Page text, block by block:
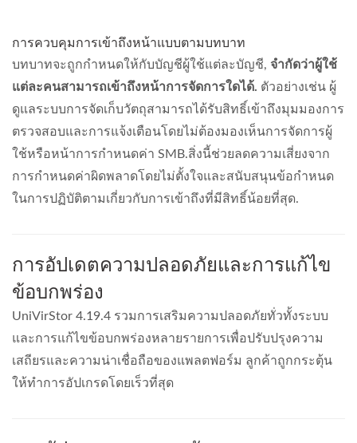
การควบคุมการเข้าถึงหน้าแบบตามบทบาท
บทบาทจะถูกกำหนดให้กับบัญชีผู้ใช้แต่ละบัญชี, จำกัดว่าผู้ใช้
แต่ละคนสามารถเข้าถึงหน้าการจัดการใดได้. ตัวอย่างเช่น ผู้
ดูแลระบบการจัดเก็บวัตถุสามารถได้รับสิทธิ์เข้าถึงมุมมองการ
ตรวจสอบและการแจ้งเตือนโดยไม่ต้องมองเห็นการจัดการผู้
ใช้หรือหน้าการกำหนดค่า SMB.สิ่งนี้ช่วยลดความเสี่ยงจาก
การกำหนดค่าผิดพลาดโดยไม่ตั้งใจและสนับสนุนข้อกำหนด
ในการปฏิบัติตามเกี่ยวกับการเข้าถึงที่มีสิทธิ์น้อยที่สุด.
การอัปเดตความปลอดภัยและการแก้ไข
ข้อบกพร่อง
UniVirStor 4.19.4 รวมการเสริมความปลอดภัยทั่วทั้งระบบ
และการแก้ไขข้อบกพร่องหลายรายการเพื่อปรับปรุงความ
เสถียรและความน่าเชื่อถือของแพลตฟอร์ม ลูกค้าถูกกระตุ้น
ให้ทำการอัปเกรดโดยเร็วที่สุด